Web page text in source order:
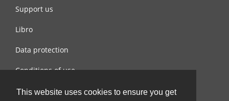
This website uses cookies to ensure you get
Support us
Libro
Data protection
Conditions of use
Contact us